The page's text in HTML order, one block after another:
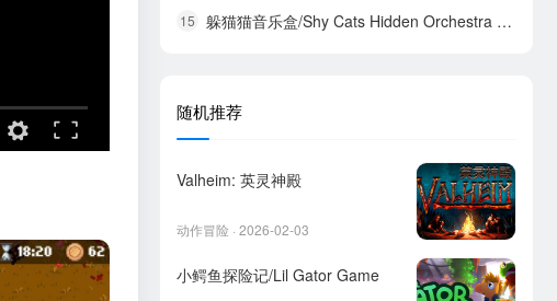
15 躲猫猫音乐盒/Shy Cats Hidden Orchestra 2 - The Return
随机推荐
Valheim: 英灵神殿
动作冒险 · 2026-02-03
小鳄鱼探险记/Lil Gator Game